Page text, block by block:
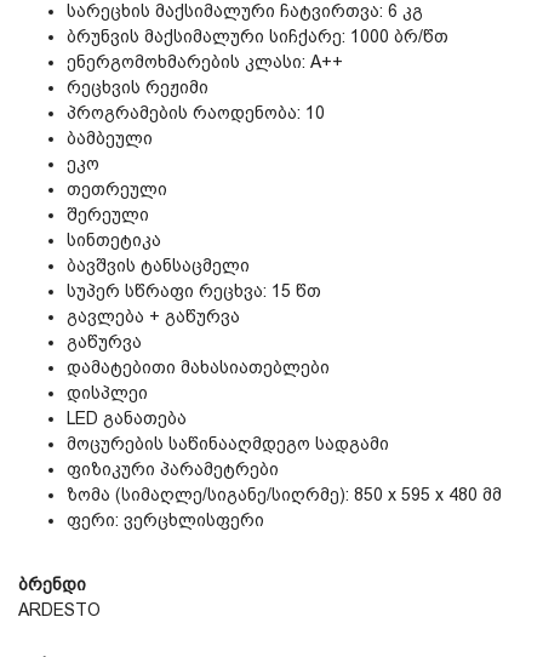
დაბრუნება და გადაცვლის
პოლიტიკა
სარეცხის მაქსიმალური ჩატვირთვა: 6 კგ
ბრუნვის მაქსიმალური სიჩქარე: 1000 ბრ/წთ
ენერგომოხმარების კლასი: A++
რეცხვის რეჟიმი
პროგრამების რაოდენობა: 10
ბამბეული
ეკო
თეთრეული
შერეული
სინთეტიკა
ბავშვის ტანსაცმელი
სუპერ სწრაფი რეცხვა: 15 წთ
გავლება + გაწურვა
გაწურვა
დამატებითი მახასიათებლები
დისპლეი
LED განათება
მოცურების საწინააღმდეგო სადგამი
ფიზიკური პარამეტრები
ზომა (სიმაღლე/სიგანე/სიღრმე): 850 x 595 x 480 მმ
ფერი: ვერცხლისფერი
ბრენდი
ARDESTO